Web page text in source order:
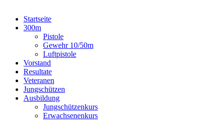
Startseite
300m
Pistole
Gewehr 10/50m
Luftpistole
Vorstand
Resultate
Veteranen
Jungschützen
Ausbildung
Jungschützenkurs
Erwachsenenkurs